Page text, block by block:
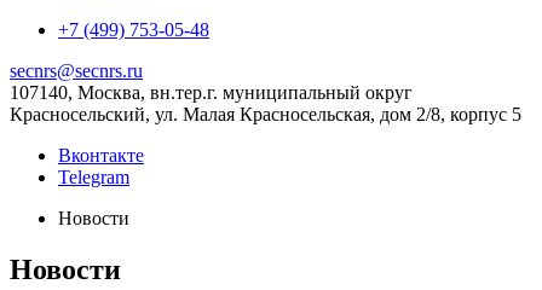
+7 (499) 753-05-48
secnrs@secnrs.ru
107140, Москва, вн.тер.г. муниципальный округ
Красносельский, ул. Малая Красносельская, дом 2/8, корпус 5
Вконтакте
Telegram
Новости
Новости